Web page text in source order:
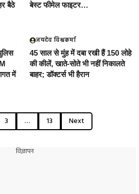
बैठे
बेस्ट फीमेल फाइटर…
में
जयदेव विश्वकर्मा
45 साल से मुंह में दबा रखी हैं 150 लोहे
की कीलें, खाते-सोते भी नहीं निकालते
बाहर; डॉक्टर्स भी हैरान
3 … 13 Next
विज्ञापन